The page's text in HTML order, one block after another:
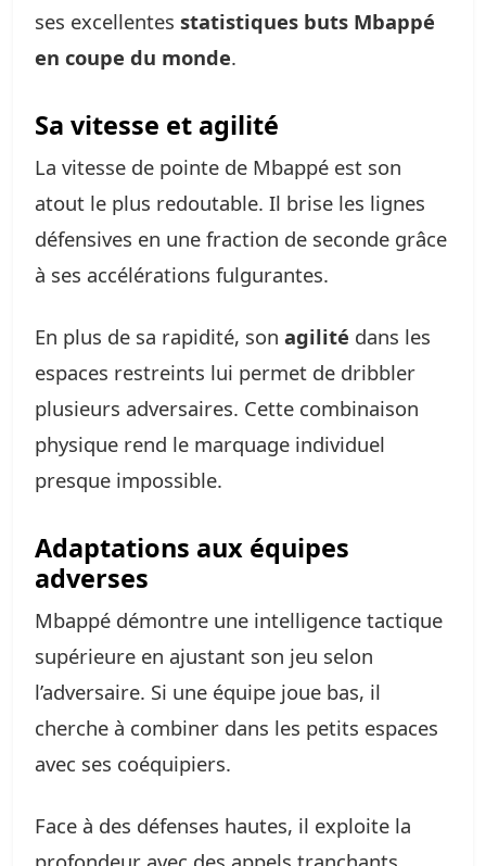
ses excellentes statistiques buts Mbappé
en coupe du monde.
Sa vitesse et agilité
La vitesse de pointe de Mbappé est son
atout le plus redoutable. Il brise les lignes
défensives en une fraction de seconde grâce
à ses accélérations fulgurantes.
En plus de sa rapidité, son agilité dans les
espaces restreints lui permet de dribbler
plusieurs adversaires. Cette combinaison
physique rend le marquage individuel
presque impossible.
Adaptations aux équipes
adverses
Mbappé démontre une intelligence tactique
supérieure en ajustant son jeu selon
l’adversaire. Si une équipe joue bas, il
cherche à combiner dans les petits espaces
avec ses coéquipiers.
Face à des défenses hautes, il exploite la